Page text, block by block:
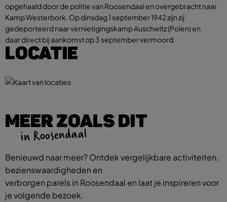
opgehaald door de politie van Roosendaal en overgebracht naar
Kamp Westerbork. Op dinsdag 1 september 1942 zijn zij
gedeporteerd naar vernietigingskamp Auschwitz (Polen) en
daar direct bij aankomst op 3 september vermoord.
LOCATIE
MEER ZOALS DIT
in Roosendaal
Benieuwd naar meer? Ontdek vergelijkbare activiteiten,
bezienswaardigheden en
verborgen parels in Roosendaal en laat je inspireren voor
je volgende bezoek.